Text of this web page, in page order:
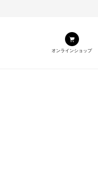
オンラインショップ